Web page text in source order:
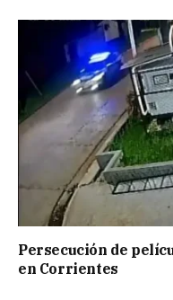
Persecución de
en Corrientes